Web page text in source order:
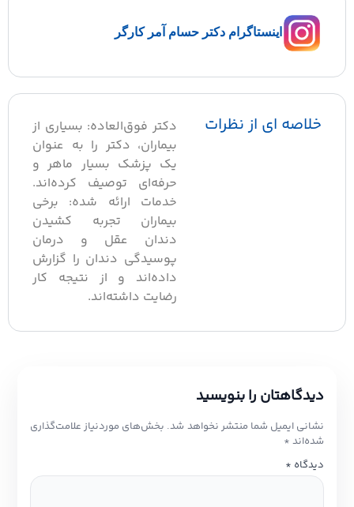
اینستاگرام دکتر حسام آمر کارگر
خلاصه ای از نظرات
دکتر فوق‌العاده: بسیاری از
بیماران، دکتر را به عنوان
یک پزشک بسیار ماهر و
حرفه‌ای توصیف کرده‌اند.
خدمات ارائه شده: برخی
بیماران تجربه کشیدن
دندان عقل و درمان
پوسیدگی دندان را گزارش
داده‌اند و از نتیجه کار
رضایت داشته‌اند.
را بنویسید
ایمیل شما منتشر نخواهد شد. بخش‌های موردنیاز علامت‌گذاری
*
*